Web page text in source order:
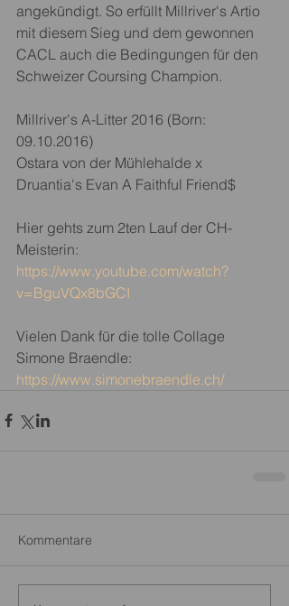
angekündigt. So erfüllt Millriver's Artio
mit diesem Sieg und dem gewonnen
CACL auch die Bedingungen für den
Schweizer Coursing Champion.
Millriver's A-Litter 2016 (Born:
09.10.2016)
​Ostara von der Mühlehalde x
Druantia's Evan A Faithful Friend$
Hier gehts zum 2ten Lauf der CH-
Meisterin:
https://www.youtube.com/watch?
v=BguVQx8bGCI
Vielen Dank für die tolle Collage
Simone Braendle:
https://www.simonebraendle.ch/
Kommentare